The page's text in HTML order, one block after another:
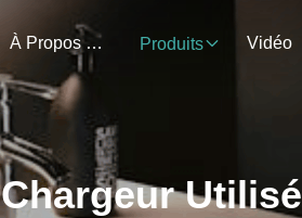
À Propos De Nous Produits Vidéo
Chargeur Utilisé